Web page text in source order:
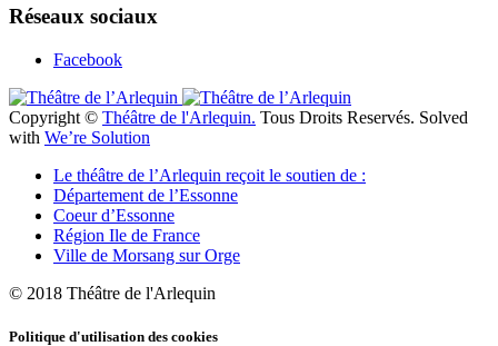
Réseaux sociaux
Facebook
Copyright © Théâtre de l'Arlequin. Tous Droits Reservés. Solved
with We’re Solution
Le théâtre de l’Arlequin reçoit le soutien de :
Département de l’Essonne
Coeur d’Essonne
Région Ile de France
Ville de Morsang sur Orge
© 2018 Théâtre de l'Arlequin
Politique d'utilisation des cookies